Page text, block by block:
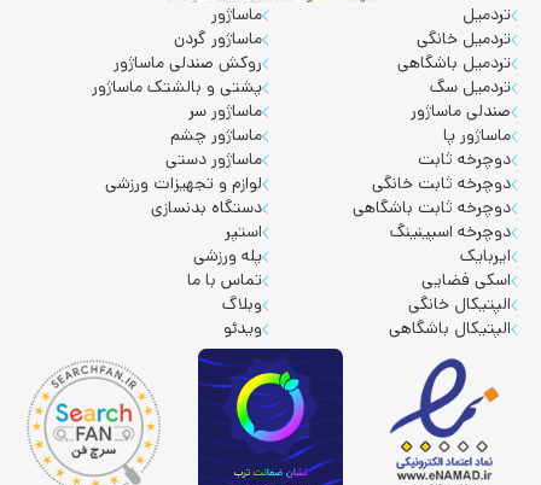
تردمیل
تردمیل خانگی
تردمیل باشگاهی
تردمیل سگ
صندلی ماساژور
ماساژور پا
دوچرخه ثابت
دوچرخه ثابت خانگی
دوچرخه ثابت باشگاهی
دوچرخه اسپینینگ
ایربایک
اسکی فضایی
الپتیکال خانگی
الپتیکال باشگاهی
ماساژور
ماساژور گردن
روکش صندلی ماساژور
پشتی و بالشتک ماساژور
ماساژور سر
ماساژور چشم
ماساژور دستی
لوازم و تجهیزات ورزشی
دستگاه بدنسازی
استپر
پله ورزشی
تماس با ما
وبلاگ
ویدئو